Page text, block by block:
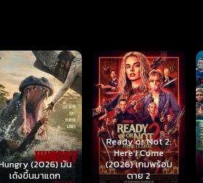
Ready or Not 2:
Here I Come
(2026) เกมพร้อม
ตาย 2
Scary Movie 6
(2026) ยำหนังจี้ 6